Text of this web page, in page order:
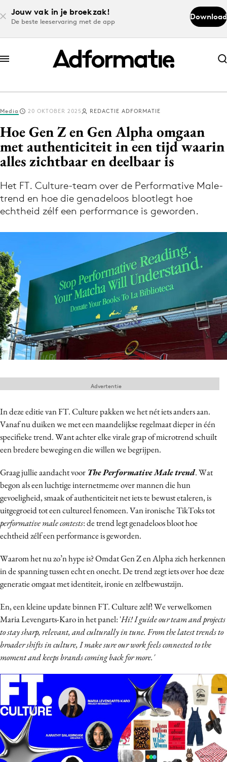
Jouw vak in je broekzak!
De beste leeservaring met de app
Download
Abonneer nu
Abonneer nu
Log in
Download de app
Volg het laatste nieuws via de Adformatie
Nieuws app
Menu
Home
9 sept: GenAI-training
12 nov: MarketingLive!
Adverteren
Events
Vacatures
Partners
Topics
Artificial Intelligence
Campagnes
Carriere
Contentmarketing
Craft
Customer Experience
Data & Insights
Design
Digital transformation
Effectiviteit
Gedragsverandering
Influencer marketing
Interne communicatie
Martech
Merkstrategie
Programmatic
Purpose Marketing
Media 20 OKTOBER 2025 REDACTIE ADFORMATIE
Hoe Gen Z en Gen Alpha omgaan
met authenticiteit in een tijd waarin
alles zichtbaar en deelbaar is
Het FT. Culture-team over de Performative Male-
trend en hoe die genadeloos blootlegt hoe
echtheid zélf een performance is geworden.
In deze editie van FT. Culture pakken we het nét iets anders aan.
Vanaf nu duiken we met een maandelijkse regelmaat dieper in één
specifieke trend. Want achter elke virale grap of microtrend schuilt
een bredere beweging en die willen we begrijpen.
Graag jullie aandacht voor The Performative Male trend. Wat
begon als een luchtige internetmeme over mannen die hun
gevoeligheid, smaak of authenticiteit net iets te bewust etaleren, is
uitgegroeid tot een cultureel fenomeen. Van ironische TikToks tot
performative male contests: de trend legt genadeloos bloot hoe
echtheid zélf een performance is geworden.
Waarom het nu zo’n hype is? Omdat Gen Z en Alpha zich herkennen
in de spanning tussen echt en onecht. De trend zegt iets over hoe deze
generatie omgaat met identiteit, ironie en zelfbewustzijn.
En, een kleine update binnen FT. Culture zelf! We verwelkomen
Maria Levengarts-Karo in het panel: 'Hi!I guide our team and projects
to stay sharp, relevant, and culturally in tune. From the latest trends to
broader shifts in culture, I make sure our work feels connected to the
moment and keeps brands coming back for more.'
Advertentie